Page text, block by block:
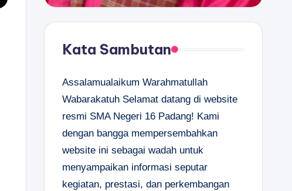
Kata Sambutan
Assalamualaikum Warahmatullah
Wabarakatuh Selamat datang di website
resmi SMA Negeri 16 Padang! Kami
dengan bangga mempersembahkan
website ini sebagai wadah untuk
menyampaikan informasi seputar
kegiatan, prestasi, dan perkembangan